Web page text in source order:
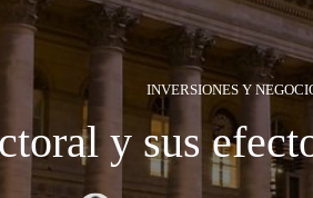
INVERSIONES Y
y sus